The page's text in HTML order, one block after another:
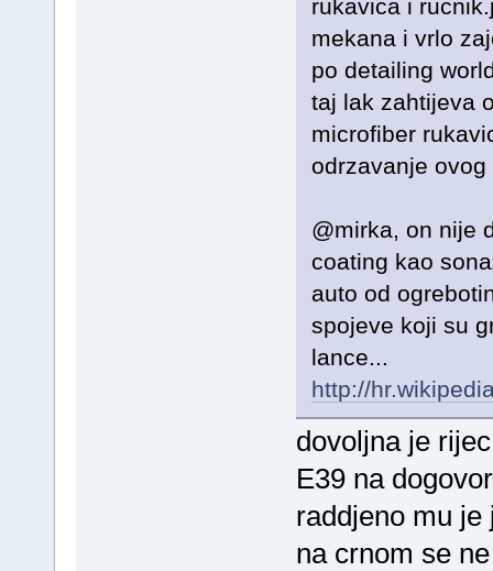
rukavica i
mekana i vrlo
po detailing
taj lak zahtijeva
microfiber
odrzavanje
@mirka, on nije
coating kao
auto od
spojeve koji su
lance...
http://
dovoljna je
E39 na
raddjeno mu je
na crnom se